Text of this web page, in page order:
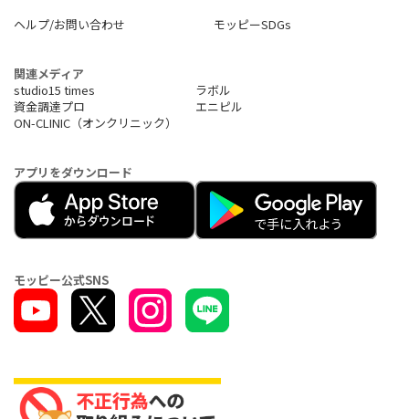
ヘルプ/お問い合わせ
モッピーSDGs
関連メディア
studio15 times
ラボル
資金調達プロ
エニピル
ON-CLINIC（オンクリニック）
アプリをダウンロード
モッピー公式SNS